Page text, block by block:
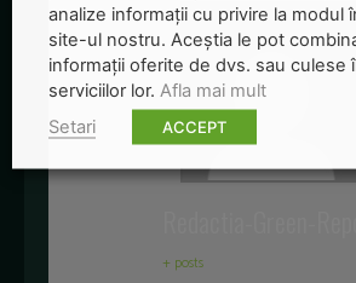
+ posts
analize informații cu privire la modul
site-ul nostru. Aceștia le pot
informații oferite de dvs. sau culese
serviciilor lor. Afla mai mult
Setari
ACCEPT